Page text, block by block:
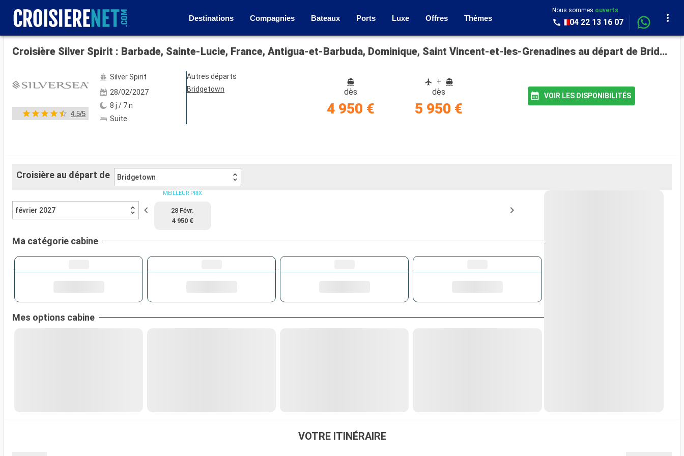
Destinations Compagnies Bateaux Ports Luxe Offres Thèmes
Nous sommes ouverts
04 22 13 16 07
Voir les 55 autres photos
Croisière Silver Spirit : Barbade, Sainte-Lucie, France, Antigua-et-Barbuda, Dominique, Saint Vincent-et-les-Grenadines au départ de Bridgetown
4.5/5
Silver Spirit
28/02/2027
8 j / 7 n
Suite
Autres départs
Bridgetown
dès
4 950 €
+
dès
5 950 €
VOIR LES DISPONIBILITÉS
Croisière au départ de Bridgetown
février 2027
MEILLEUR PRIX
28 Févr.
4 950 €
Ma catégorie cabine
Mes options cabine
VOTRE ITINÉRAIRE